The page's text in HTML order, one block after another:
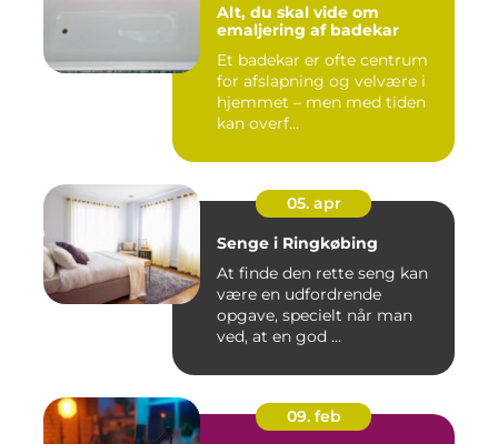
Alt, du skal vide om
emaljering af badekar
Et badekar er ofte centrum
for afslapning og velvære i
hjemmet – men med tiden
kan overf...
05. apr
Senge i Ringkøbing
At finde den rette seng kan
være en udfordrende
opgave, specielt når man
ved, at en god ...
09. feb